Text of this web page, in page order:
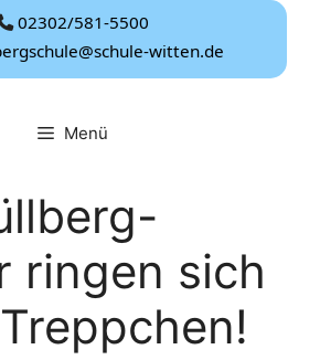
02302/581-5500
witten.de
Menü
ringen sich